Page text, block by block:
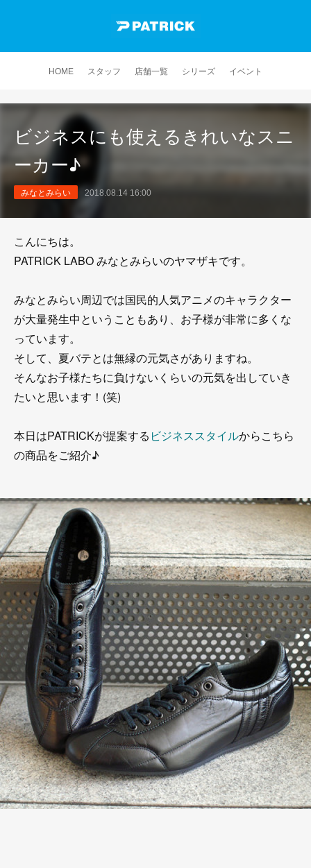
HOME スタッフ 店舗一覧 シリーズ イベント
ビジネスにも使えるきれいなスニ
ーカー♪
みなとみらい 2018.08.14 16:00
こんにちは。
PATRICK LABO みなとみらいのヤマザキです。
みなとみらい周辺では国民的人気アニメのキャラクター
が大量発生中ということもあり、お子様が非常に多くな
っています。
そして、夏バテとは無縁の元気さがありますね。
そんなお子様たちに負けないくらいの元気を出していき
たいと思います！(笑)
本日はPATRICKが提案する ビジネススタイルからこちら
の商品をご紹介♪